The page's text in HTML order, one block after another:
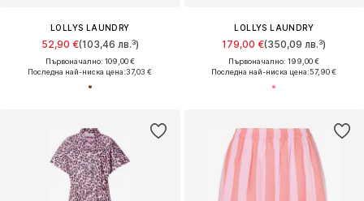
LOLLYS LAUNDRY
52,90 €(103,46 лв.³)
Първоначално: 109,00 €
Последна най-ниска цена:37,03 €
LOLLYS LAUNDRY
179,00 €(350,09 лв.³)
Първоначално: 199,00 €
Последна най-ниска цена:57,90 €